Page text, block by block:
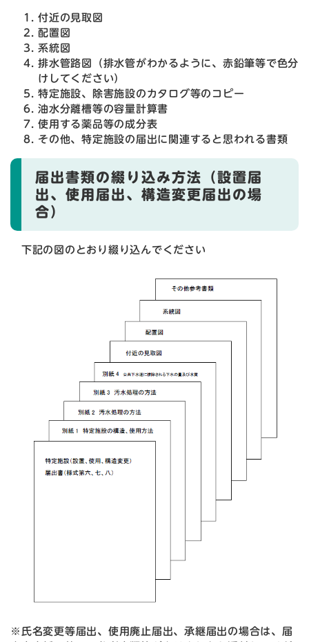
付近の見取図
配置図
系統図
排水管路図（排水管がわかるように、赤鉛筆等で色分
けしてください）
特定施設、除害施設のカタログ等のコピー
油水分離槽等の容量計算書
使用する薬品等の成分表
その他、特定施設の届出に関連すると思われる書類
届出書類の綴り込み方法（設置届
出、使用届出、構造変更届出の場
合）
下記の図のとおり綴り込んでください
※氏名変更等届出、使用廃止届出、承継届出の場合は、届